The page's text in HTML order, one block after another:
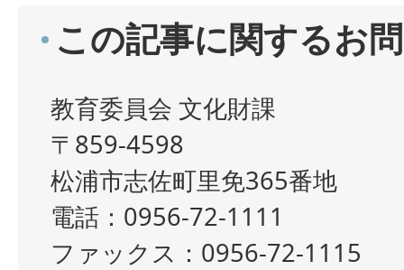
この記事に関するお
教育委員会 文化財課
〒859-4598
松浦市志佐町里免365番地
電話：0956-72-1111
ファックス：0956-72-1115